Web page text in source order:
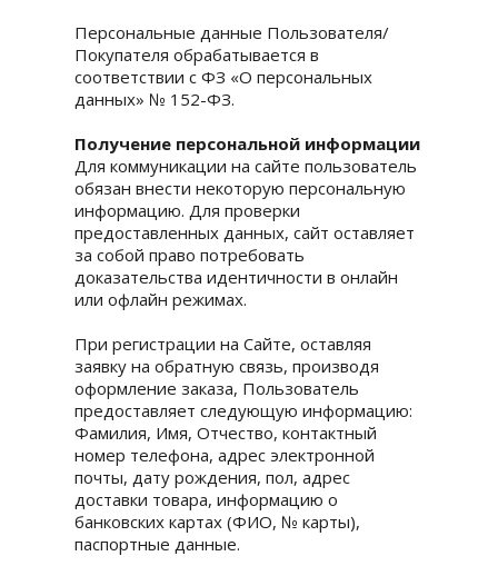
Персональные данные Пользователя/
Покупателя обрабатывается в
соответствии с ФЗ «О персональных
данных» № 152-ФЗ.
Получение персональной информации
Для коммуникации на сайте пользователь
обязан внести некоторую персональную
информацию. Для проверки
предоставленных данных, сайт оставляет
за собой право потребовать
доказательства идентичности в онлайн
или офлайн режимах.
При регистрации на Сайте, оставляя
заявку на обратную связь, производя
оформление заказа, Пользователь
предоставляет следующую информацию:
Фамилия, Имя, Отчество, контактный
номер телефона, адрес электронной
почты, дату рождения, пол, адрес
доставки товара, информацию о
банковских картах (ФИО, № карты),
паспортные данные.